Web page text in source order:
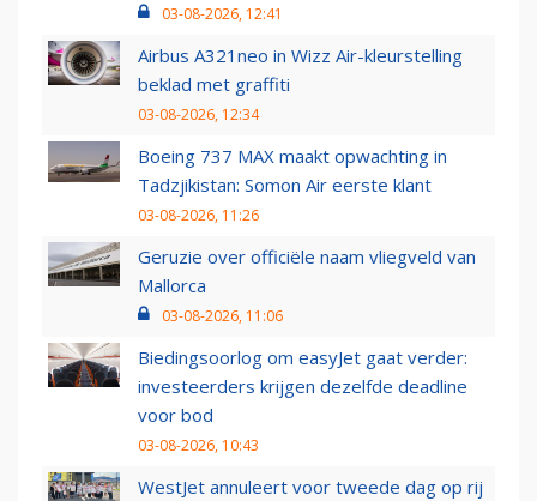
03-08-2026, 12:41
Airbus A321neo in Wizz Air-kleurstelling
beklad met graffiti
03-08-2026, 12:34
Boeing 737 MAX maakt opwachting in
Tadzjikistan: Somon Air eerste klant
03-08-2026, 11:26
Geruzie over officiële naam vliegveld van
Mallorca
03-08-2026, 11:06
Biedingsoorlog om easyJet gaat verder:
investeerders krijgen dezelfde deadline
voor bod
03-08-2026, 10:43
WestJet annuleert voor tweede dag op rij